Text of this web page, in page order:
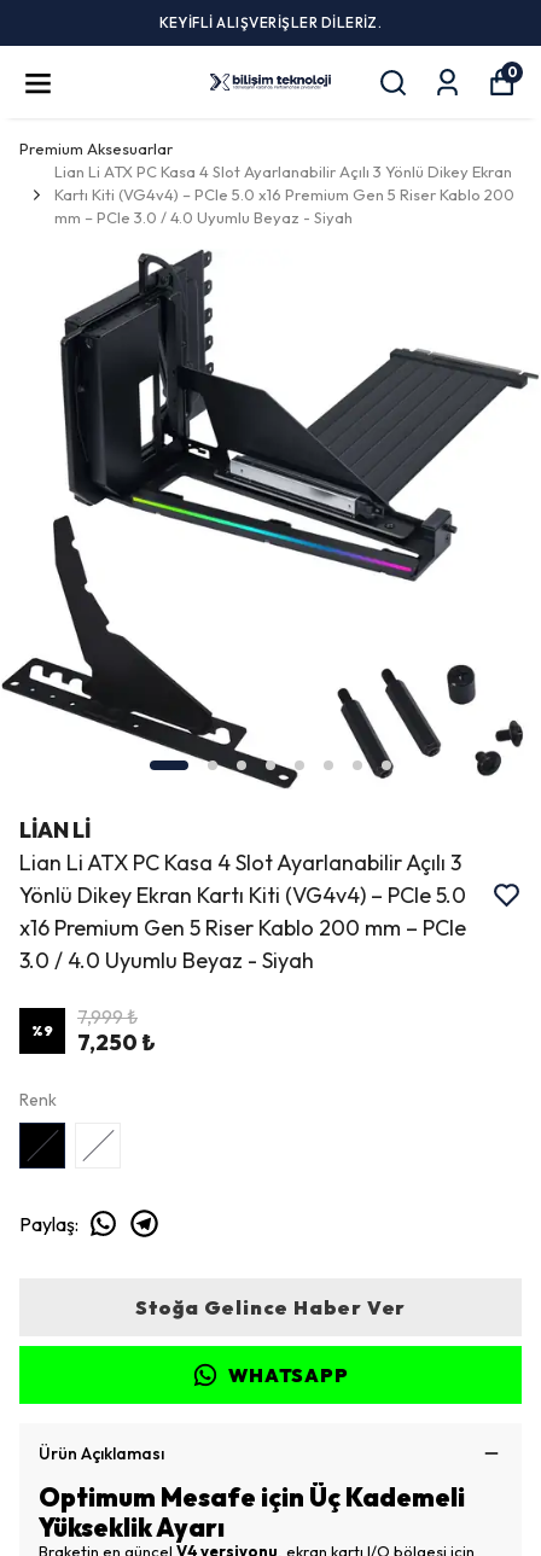
KEYİFLİ ALIŞVERİŞLER DİLERİZ.
0
Premium Aksesuarlar
Lian Li ATX PC Kasa 4 Slot Ayarlanabilir Açılı 3 Yönlü Dikey Ekran
Kartı Kiti (VG4v4) – PCIe 5.0 x16 Premium Gen 5 Riser Kablo 200
mm – PCIe 3.0 / 4.0 Uyumlu Beyaz - Siyah
LİAN Lİ
Lian Li ATX PC Kasa 4 Slot Ayarlanabilir Açılı 3
Yönlü Dikey Ekran Kartı Kiti (VG4v4) – PCIe 5.0
x16 Premium Gen 5 Riser Kablo 200 mm – PCIe
3.0 / 4.0 Uyumlu Beyaz - Siyah
%9
7,999 ₺
7,250 ₺
Renk
Paylaş:
Stoğa Gelince Haber Ver
WHATSAPP
Ürün Açıklaması
Optimum Mesafe için Üç Kademeli
Yükseklik Ayarı
Braketin en güncel V4 versiyonu , ekran kartı I/O bölgesi için